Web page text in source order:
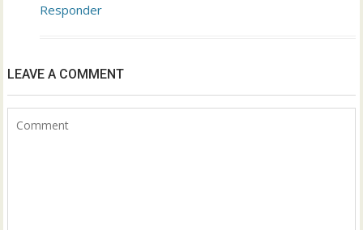
Responder
LEAVE A COMMENT